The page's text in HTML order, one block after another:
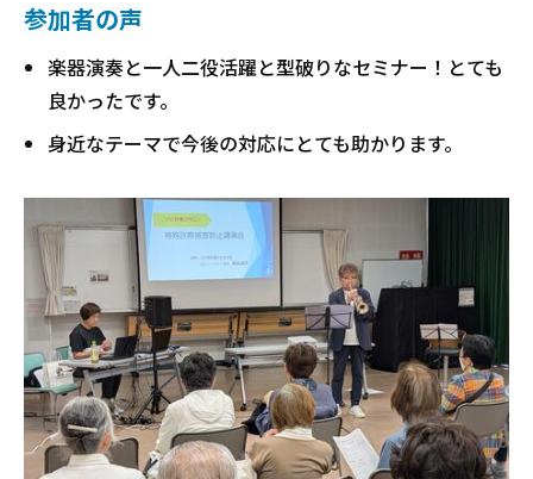
参加者の声
楽器演奏と一人二役活躍と型破りなセミナー！とても
良かったです。
身近なテーマで今後の対応にとても助かります。